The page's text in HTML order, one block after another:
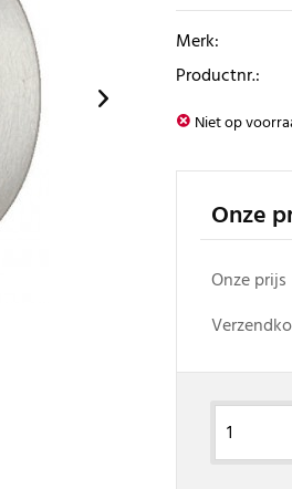
Merk:
Productnr.:
Niet op
Onze
Onze prijs